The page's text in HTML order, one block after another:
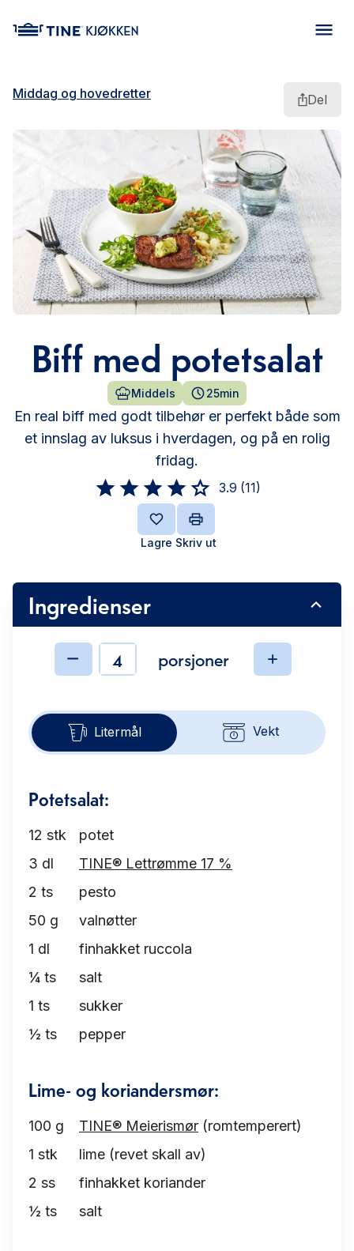
Middag og hovedretter Del
Biff med potetsalat
Middels 25min
En real biff med godt tilbehør er perfekt både som
et innslag av luksus i hverdagen, og på en rolig
fridag.
3.9 (11)
Lagre Skriv ut
Ingredienser
Ingredienserporsjoner
Litermål Vekt
Potetsalat:
12 stk
potet
3 dl
TINE® Lettrømme 17 %
2 ts
pesto
50 g
valnøtter
1 dl
finhakket ruccola
¼ ts
salt
1 ts
sukker
½ ts pepper
Lime- og koriandersmør:
100 g TINE® Meierismør (romtemperert)
1 stk
lime (revet skall av)
2 ss
finhakket koriander
½ ts salt